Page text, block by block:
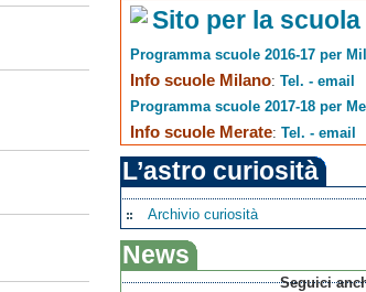
Sito per la scuola
Programma scuole 2016-17 per
Info scuole Milano:Tel. - email
Programma scuole 2017-18 per
Info scuole Merate:Tel. - email
L’astro curiosità
Archivio curiosità
News
Seguici